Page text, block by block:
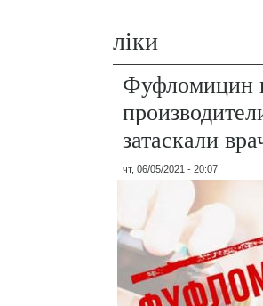
Вы здесь
ліки
Фуфломицин
затаскали
чт, 06/05/2021 - 20:07